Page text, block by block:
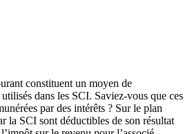
constituent un moyen de
dans les SCI. Saviez-vous que ces
par des intérêts ? Sur le plan
la SCI sont déductibles de son résultat